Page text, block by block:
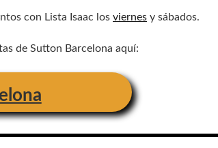
con Lista Isaac los viernes y sábados.
de Sutton Barcelona aquí: